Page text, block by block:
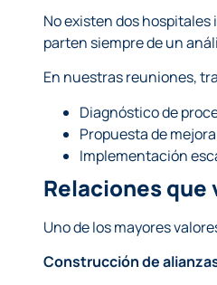
No existen dos
parten siempre de un
En nuestras reuniones,
Diagnóstico de
Propuesta de
Implementación
Relaciones que
Uno de los mayores
Construcción de